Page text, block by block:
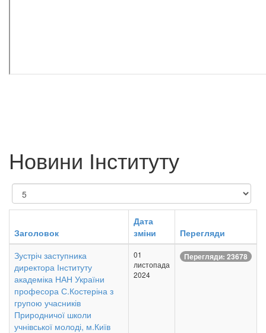
Новини Інституту
Показувати
Заголовок
Дата
зміни
Перегляди
Зустріч заступника
директора Інституту
академіка НАН України
професора С.Костеріна з
групою учасників
Природничої школи
учнівської молоді, м.Київ
01
листопада
2024
Перегляди: 23678